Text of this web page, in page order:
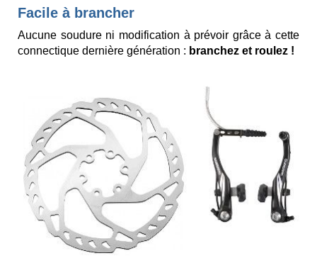
Facile à brancher
Aucune soudure ni modification à prévoir grâce à cette
connectique dernière génération : branchez et roulez !